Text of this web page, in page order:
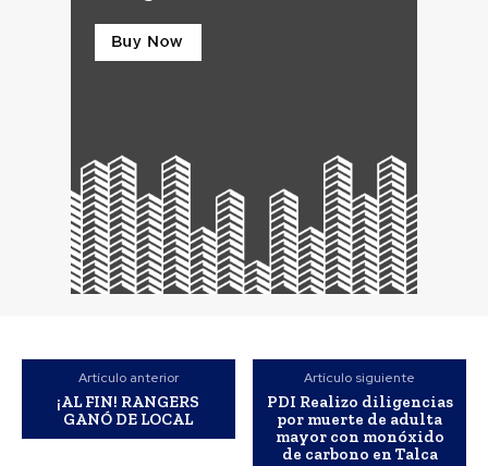
Artículo anterior
¡AL FIN! RANGERS
GANÓ DE LOCAL
Artículo siguiente
PDI Realizo diligencias
por muerte de adulta
mayor con monóxido
de carbono en Talca